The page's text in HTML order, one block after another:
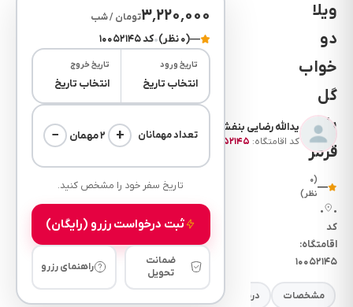
ویلا
دو
خواب
گل
یاس
قرمز
—
(۰
نظر)
•
•
کد
اقامتگاه:
۱۰۰۵۲۱۴۵
یدالله رضایی بنفشه ورق ⭐
کد اقامتگاه: ۱۰۰۵۲۱۴۵
مشخصات درباره مقررات
۳٬۲۲۰٬۰۰۰تومان / شب
—(۰ نظر) •کد ۱۰۰۵۲۱۴۵
تاریخ ورود
انتخاب تاریخ
تاریخ خروج
انتخاب تاریخ
تعداد مهمانان − ۲ مهمان +
تاریخ سفر خود را مشخص کنید.
ثبت درخواست رزرو (رایگان)
ضمانت
تحویل
راهنمای رزرو